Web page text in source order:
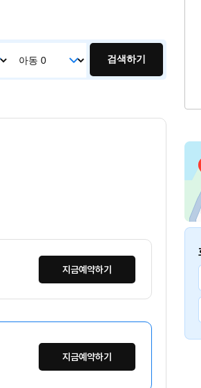
검색하기
지금예약하기
지금예약하기